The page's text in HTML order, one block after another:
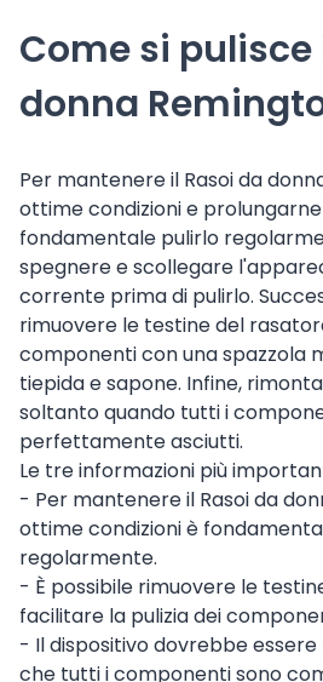
Come si pulisce
donna
Per mantenere il Rasoi da
ottime condizioni e
fondamentale pulirlo
spegnere e scollegare
corrente prima di pulirlo.
rimuovere le testine del
componenti con una spazzola
tiepida e sapone. Infine,
soltanto quando tutti i
perfettamente asciutti.
Le tre informazioni più
- Per mantenere il Rasoi da
ottime condizioni è
regolarmente.
- È possibile rimuovere le
facilitare la pulizia dei
- Il dispositivo dovrebbe
che tutti i componenti sono